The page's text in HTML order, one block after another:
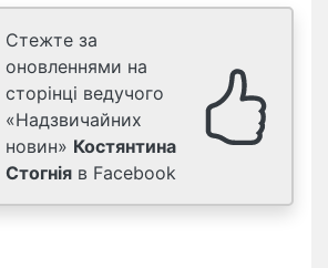
Стежте за
оновленнями на
сторінці ведучого
«Надзвичайних
новин» Костянтина
Стогнія в Facebook